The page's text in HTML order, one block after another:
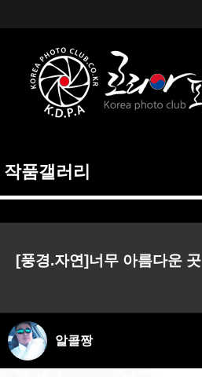
작품갤러리
[풍경.자연]너무 아름다운 곳
알콜짱